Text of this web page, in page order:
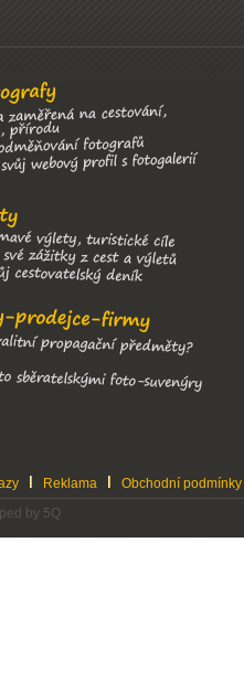
Reklama
Obchodní podmínky
by 5Q